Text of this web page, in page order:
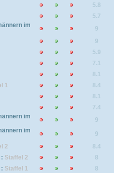
5.8
5.7
im
9
9
5.9
7.1
8.1
1
8.4
8.1
7.4
im
9
im
9
2
8.4
Staffel 2
8
Staffel 1
8